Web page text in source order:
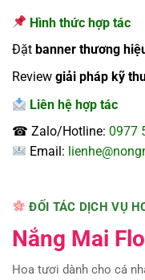
Hình thức hợp tác
Đặt banner thương
Review giải pháp kỹ
Liên hệ hợp tác
☎ Zalo/Hotline: 0977
Email:
ĐỐI TÁC DỊCH VỤ
Nắng Mai
Hoa tươi dành cho cá